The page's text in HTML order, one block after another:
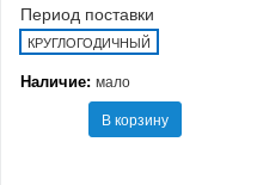
Период поставки
КРУГЛОГОДИЧНЫЙ
Наличие: мало
В корзину